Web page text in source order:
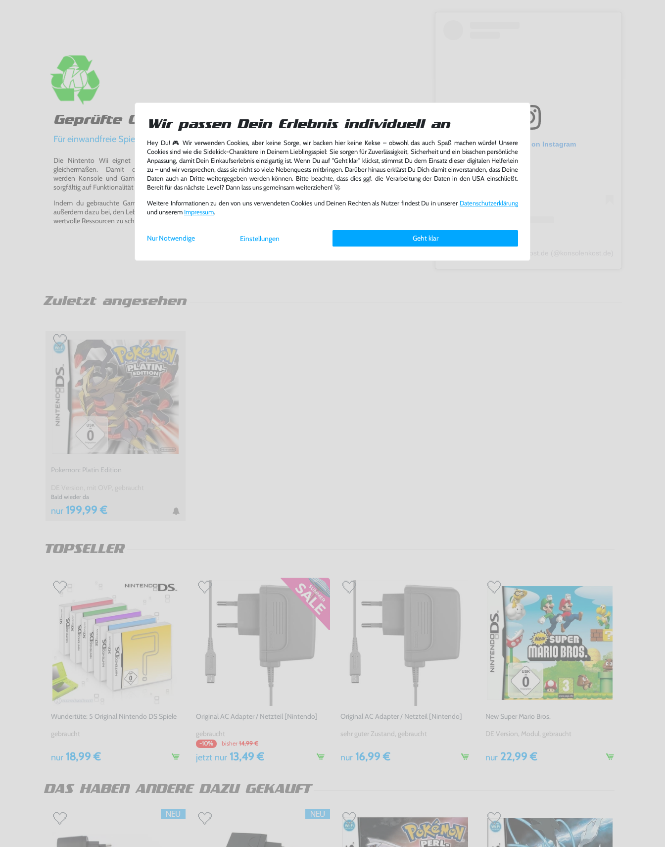
Geprüfte Qualität
Für einwandfreie Spielerlebnisse
Die Nintento Wii eignet sich perfekt für Retro-Gaming-Fans und neue Entdecker
gleichermaßen. Damit du ein einwandfreies Spielerlebnis genießen kannst,
werden Konsole und Game in unserer Reparatur-Werkstatt von unseren Fachkräften
sorgfältig auf Funktionalität getestet, gereinigt und bei Bedarf repariert.
Indem du gebrauchte Games und Konsolen bei uns kaufst oder verkaufst, trägst du
außerdem dazu bei, den Lebenszyklus von Konsolen und Games zu verlängern und damit
wertvolle Ressourcen zu schonen und Abfall zu vermeiden.
View this post on Instagram
Zuletzt angesehen
Pokemon: Platin Edition
Bald wieder da
nur 199,99 €
TOPSELLER
Wundertüte: 5 Original Nintendo DS Spiele
gebraucht
nur 18,99 €
Original AC Adapter / Netzteil [Nintendo]
gebraucht
-10% bisher 14,99 €
jetzt nur13,49 €
Original AC Adapter / Netzteil [Nintendo]
sehr guter Zustand, gebraucht
nur 16,99 €
New Super Mario Bros.
DE Version, Modul, gebraucht
nur22,99 €
DAS HABEN ANDERE DAZU GEKAUFT
Wir passen Dein Erlebnis individuell an
Hey Du! 🎮 Wir verwenden Cookies, aber keine Sorge, wir backen hier keine Kekse – obwohl das auch Spaß machen würde! Unsere
Cookies sind wie die Sidekick-Charaktere in Deinem Lieblingsspiel: Sie sorgen für Zuverlässigkeit, Sicherheit und ein bisschen persönliche
Anpassung, damit Dein Einkaufserlebnis einzigartig ist. Wenn Du auf "Geht klar" klickst, stimmst Du dem Einsatz dieser digitalen Helferlein
zu – und wir versprechen, dass sie nicht so viele Nebenquests mitbringen. Darüber hinaus erklärst Du Dich damit einverstanden, dass Deine
Daten auch an Dritte weitergegeben werden können. Bitte beachte, dass dies ggf. die Verarbeitung der Daten in den USA einschließt.
Bereit für das nächste Level? Dann lass uns gemeinsam weiterziehen! 🚀
Weitere Informationen zu den von uns verwendeten Cookies und Deinen Rechten als Nutzer findest Du in unserer Daten­schutz­erklärung
und unserem Impressum.
Einstellungen Geht klar
Nur Notwendige